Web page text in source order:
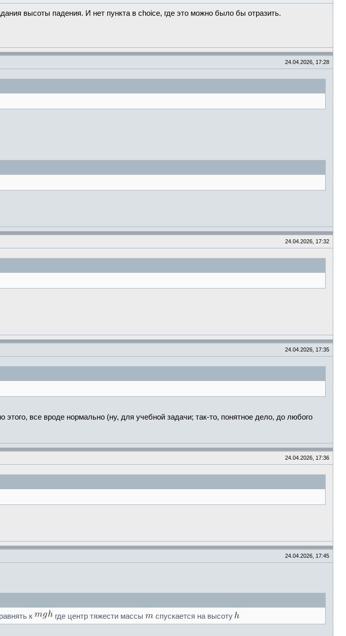
высоты падения. И нет пункта в choice, где это можно было бы отразить.
24.04.2026, 17:28
24.04.2026, 17:32
24.04.2026, 17:35
все вроде нормально (ну, для учебной задачи; так-то, понятное дело, до любого
24.04.2026, 17:36
24.04.2026, 17:45
к где центр тяжести массы спускается на высоту